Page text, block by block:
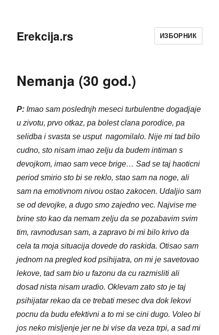
Erekcija.rs ИЗБОРНИК
Nemanja (30 god.)
P: Imao sam poslednjh meseci turbulentne dogadjaje
u zivotu, prvo otkaz, pa bolest clana porodice, pa
selidba i svasta se usput nagomilalo. Nije mi tad bilo
cudno, sto nisam imao zelju da budem intiman s
devojkom, imao sam vece brige… Sad se taj haoticni
period smirio sto bi se reklo, stao sam na noge, ali
sam na emotivnom nivou ostao zakocen. Udaljio sam
se od devojke, a dugo smo zajedno vec. Najvise me
brine sto kao da nemam zelju da se pozabavim svim
tim, ravnodusan sam, a zapravo bi mi bilo krivo da
cela ta moja situacija dovede do raskida. Otisao sam
jednom na pregled kod psihijatra, on mi je savetovao
lekove, tad sam bio u fazonu da cu razmisliti ali
dosad nista nisam uradio. Oklevam zato sto je taj
psihijatar rekao da ce trebati mesec dva dok lekovi
pocnu da budu efektivni a to mi se cini dugo. Voleo bi
jos neko misljenje jer ne bi vise da veza trpi, a sad mi